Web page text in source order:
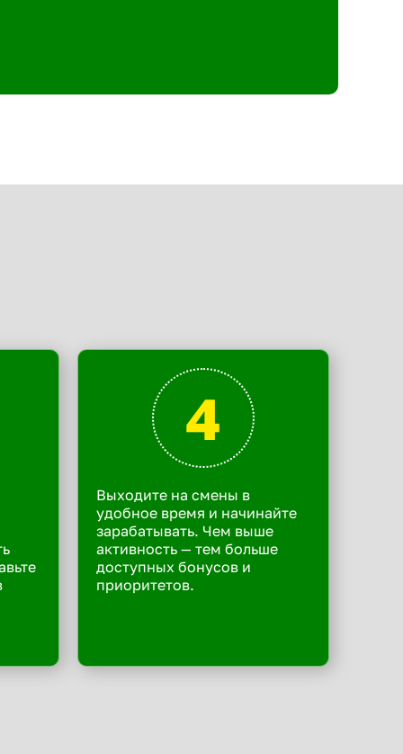
4
Выходите на смены в
удобное время и начинайте
зарабатывать. Чем выше
активность — тем больше
доступных бонусов и
приоритетов.